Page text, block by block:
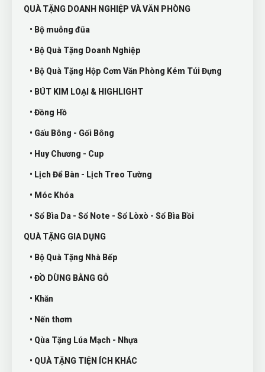
QUÀ TẶNG DOANH NGHIỆP VÀ VĂN PHÒNG
• Bộ muỗng đũa
• Bộ Quà Tặng Doanh Nghiệp
• Bộ Quà Tặng Hộp Cơm Văn Phòng Kém Túi Đựng
• BÚT KIM LOẠI & HIGHLIGHT
• Đồng Hồ
• Gấu Bông - Gối Bông
• Huy Chương - Cup
• Lịch Để Bàn - Lịch Treo Tường
• Móc Khóa
• Sổ Bìa Da - Sổ Note - Sổ Lòxò - Sổ Bìa Bồi
QUÀ TẶNG GIA DỤNG
• Bộ Quà Tặng Nhà Bếp
• ĐỒ DÙNG BẰNG GỖ
• Khăn
• Nến thơm
• Qùa Tặng Lúa Mạch - Nhựa
• QUÀ TẶNG TIỆN ÍCH KHÁC